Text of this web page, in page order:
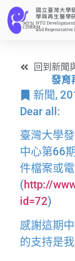
國立臺灣大學
學與再生醫學
NTU
and Regenerative
回到新聞
發育
新聞,
Dear all:
臺灣大學
中心第66
件檔案或
( http://
id=72)
感謝這期
的支持是